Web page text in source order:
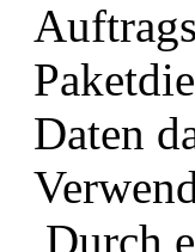
Daten
Durch